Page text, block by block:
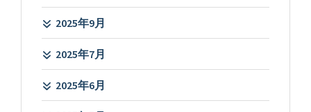
2025年9月
2025年7月
2025年6月